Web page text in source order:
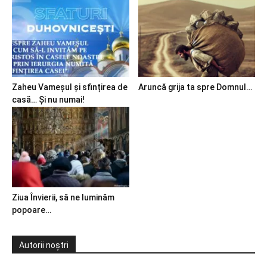
Zaheu Vameșul și sfințirea de
casă… Și nu numai!
Aruncă grija ta spre Domnul…
Ziua Învierii, să ne luminăm
popoare…
Autorii noștri